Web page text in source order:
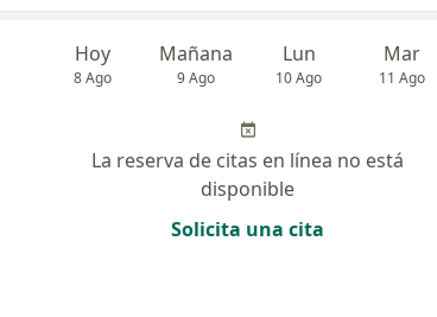
Hoy
8 Ago
Mañana
9 Ago
Lun
10 Ago
Mar
11 Ago
La reserva de citas en línea no está
disponible
Solicita una cita